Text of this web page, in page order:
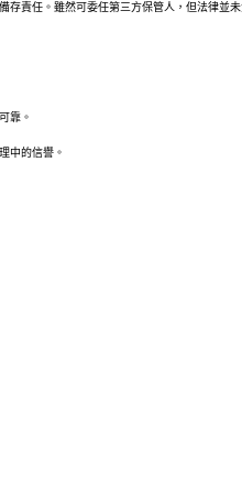
責任。雖然可委任第三方保管人，但法律並
靠。
中的信譽。